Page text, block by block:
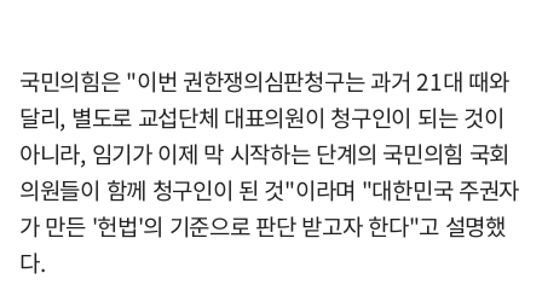
국민의힘은 "이번 권한쟁의심판청구는 과거 21대 때와
달리, 별도로 교섭단체 대표의원이 청구인이 되는 것이
아니라, 임기가 이제 막 시작하는 단계의 국민의힘 국회
의원들이 함께 청구인이 된 것"이라며 "대한민국 주권자
가 만든 '헌법'의 기준으로 판단 받고자 한다"고 설명했
다.